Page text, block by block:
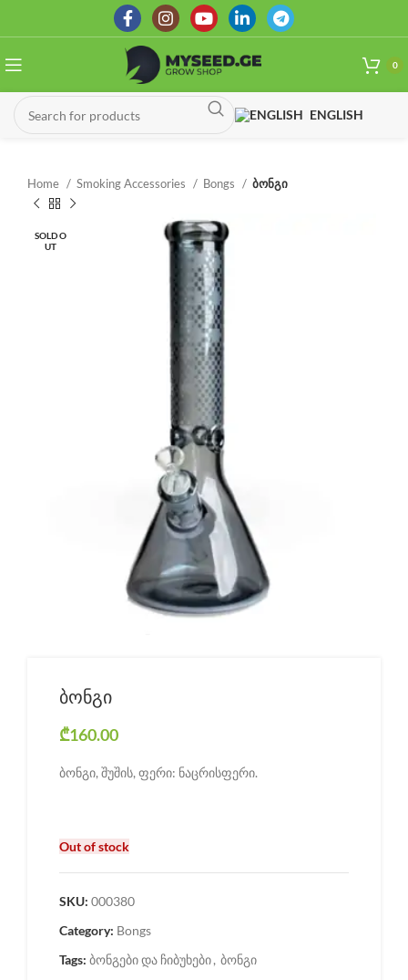
0
ENGLISH
Home Smoking Accessories Bongs ბონგი
SOLD O
UT
ბონგი
₾160.00
ბონგი, შუშის, ფერი: ნაცრისფერი.
Out of stock
SKU: 000380
Category: Bongs
Tags: ბონგები და ჩიბუხები, ბონგი